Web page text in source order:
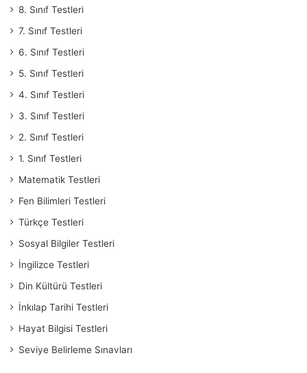
8. Sınıf Testleri
7. Sınıf Testleri
6. Sınıf Testleri
5. Sınıf Testleri
4. Sınıf Testleri
3. Sınıf Testleri
2. Sınıf Testleri
1. Sınıf Testleri
Matematik Testleri
Fen Bilimleri Testleri
Türkçe Testleri
Sosyal Bilgiler Testleri
İngilizce Testleri
Din Kültürü Testleri
İnkılap Tarihi Testleri
Hayat Bilgisi Testleri
Seviye Belirleme Sınavları